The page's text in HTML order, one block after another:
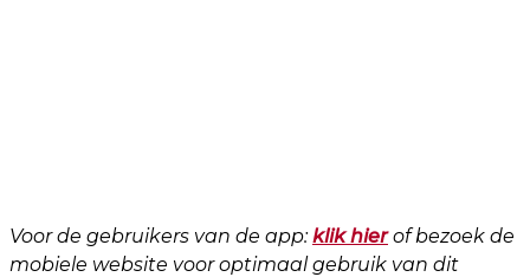
Voor de gebruikers van de app:klik hierof bezoek de
mobiele website voor optimaal gebruik van dit